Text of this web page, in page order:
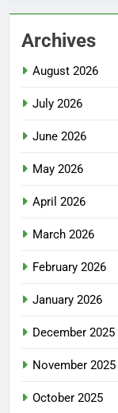
Archives
August 2026
July 2026
June 2026
May 2026
April 2026
March 2026
February 2026
January 2026
December 2025
November 2025
October 2025